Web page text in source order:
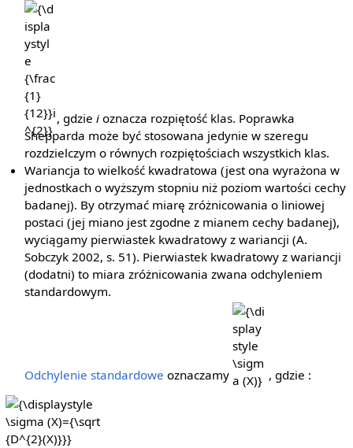
, gdzieioznacza rozpiętość klas. Poprawka
Shepparda może być stosowana jedynie w szeregu
rozdzielczym o równych rozpiętościach wszystkich klas.
Wariancja to wielkość kwadratowa (jest ona wyrażona w
jednostkach o wyższym stopniu niż poziom wartości cechy
badanej). By otrzymać miarę zróżnicowania o liniowej
postaci (jej miano jest zgodne z mianem cechy badanej),
wyciągamy pierwiastek kwadratowy z wariancji (A.
Sobczyk 2002, s. 51). Pierwiastek kwadratowy z wariancji
(dodatni) to miara zróżnicowania zwana odchyleniem
standardowym.
Odchylenie standardowe oznaczamy
{\displaystyle
\sigma (X)}
, gdzie :
{\displaystyle
\sigma (X)=
{\sqrt {D^{2}